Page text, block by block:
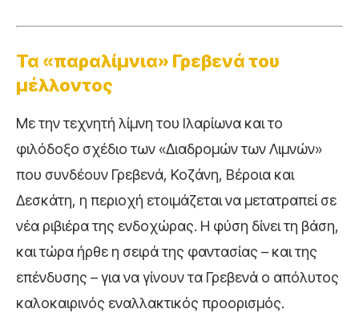
Τα «παραλίμνια» Γρεβενά του
μέλλοντος
Με την τεχνητή λίμνη του Ιλαρίωνα και το
φιλόδοξο σχέδιο των «Διαδρομών των Λιμνών»
που συνδέουν Γρεβενά, Κοζάνη, Βέροια και
Δεσκάτη, η περιοχή ετοιμάζεται να μετατραπεί σε
νέα ριβιέρα της ενδοχώρας. Η φύση δίνει τη βάση,
και τώρα ήρθε η σειρά της φαντασίας – και της
επένδυσης – για να γίνουν τα Γρεβενά ο απόλυτος
καλοκαιρινός εναλλακτικός προορισμός.